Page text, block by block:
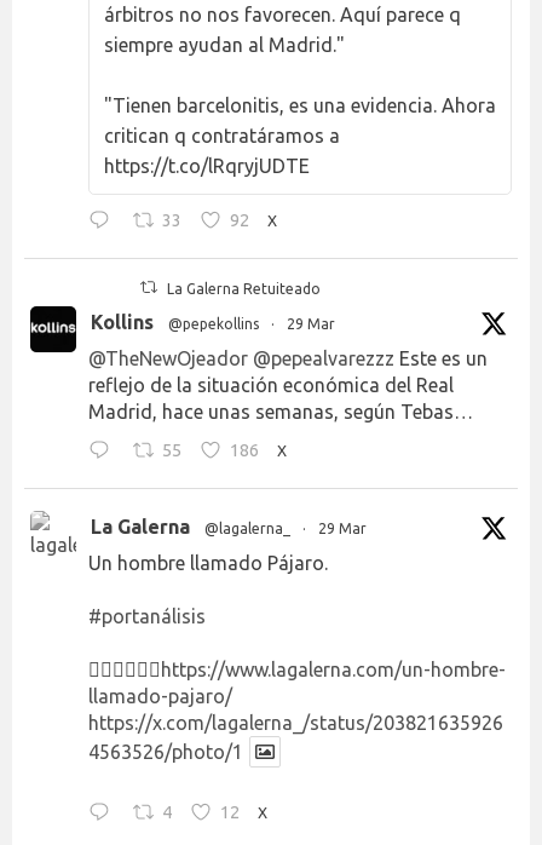
árbitros no nos favorecen. Aquí parece q
siempre ayudan al Madrid."
"Tienen barcelonitis, es una evidencia. Ahora
critican q contratáramos a
https://t.co/lRqryjUDTE
33 92 X
La Galerna Retuiteado
Kollins @pepekollins · 29 Mar
@TheNewOjeador @pepealvarezzz Este es un
reflejo de la situación económica del Real
Madrid, hace unas semanas, según Tebas…
55 186 X
La Galerna @lagalerna_ · 29 Mar
Un hombre llamado Pájaro.
#portanálisis
👉🏻👉🏻👉🏻 https://www.lagalerna.com/un-hombre-
llamado-pajaro/
https://x.com/lagalerna_/status/203821635926
4563526/photo/1
4 12 X